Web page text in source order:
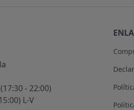
- 22:00)
L-V